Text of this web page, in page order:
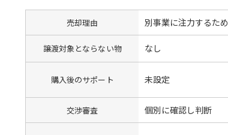
売却理由 別事業に注力するため
譲渡対象とならない物 なし
購入後のサポート 未設定
交渉審査 個別に確認し判断